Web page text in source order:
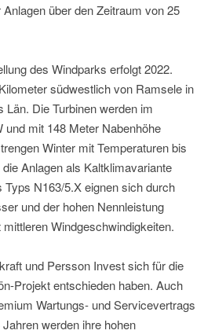
über den Zeitraum von 25
des Windparks erfolgt 2022.
südwestlich von Ramsele in
Die Turbinen werden im
mit 148 Meter Nabenhöhe
Winter mit Temperaturen bis
Anlagen als Kaltklimavariante
Typs N163/5.X eignen sich durch
und der hohen Nennleistung
Windgeschwindigkeiten.
und Persson Invest sich für die
Projekt entschieden haben. Auch
Wartungs- und Servicevertrags
werden ihre hohen